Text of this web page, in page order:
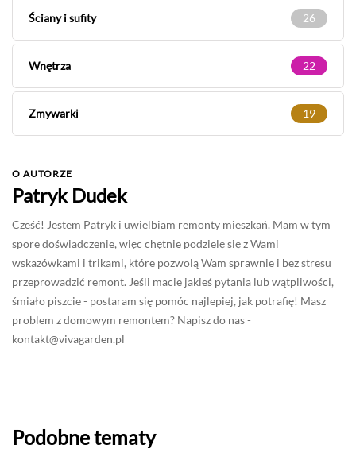
Ściany i sufity 26
Wnętrza 22
Zmywarki 19
O AUTORZE
Patryk Dudek
Cześć! Jestem Patryk i uwielbiam remonty mieszkań. Mam w tym
spore doświadczenie, więc chętnie podzielę się z Wami
wskazówkami i trikami, które pozwolą Wam sprawnie i bez stresu
przeprowadzić remont. Jeśli macie jakieś pytania lub wątpliwości,
śmiało piszcie - postaram się pomóc najlepiej, jak potrafię! Masz
problem z domowym remontem? Napisz do nas -
kontakt@vivagarden.pl
Podobne tematy